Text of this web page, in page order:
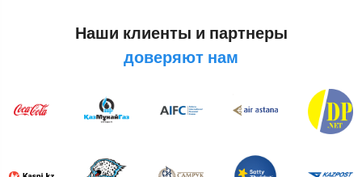
Наши клиенты и партнеры
доверяют нам